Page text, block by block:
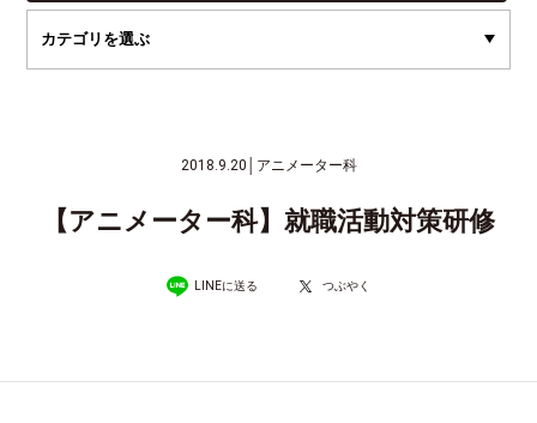
2018.9.20 アニメーター科
【アニメーター科】就職活動対策研修
LINEに送る つぶやく